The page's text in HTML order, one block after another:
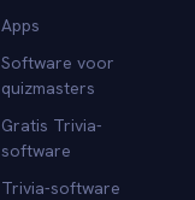
Apps
Software voor
quizmasters
Gratis Trivia-
software
Trivia-software